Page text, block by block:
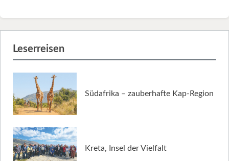
Leserreisen
Südafrika – zauberhafte Kap-Region
Kreta, Insel der Vielfalt